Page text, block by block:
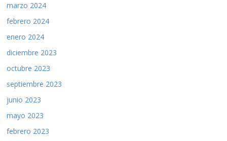
marzo 2024
febrero 2024
enero 2024
diciembre 2023
octubre 2023
septiembre 2023
junio 2023
mayo 2023
febrero 2023